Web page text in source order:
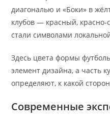
диагональю и «Боки» в
клубов — красный,
стали символами
Здесь цвета формы
элемент дизайна, а часть
определяют, к какой
Современные